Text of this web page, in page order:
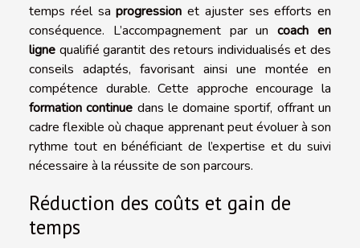
temps réel saprogression et ajuster ses efforts en
conséquence. L’accompagnement par uncoach en
ligne qualifié garantit des retours individualisés et des
conseils adaptés, favorisant ainsi une montée en
compétence durable. Cette approche encourage la
formation continue dans le domaine sportif, offrant un
cadre flexible où chaque apprenant peut évoluer à son
rythme tout en bénéficiant de l’expertise et du suivi
nécessaire à la réussite de son parcours.
Réduction des coûts et gain de
temps